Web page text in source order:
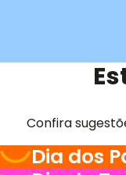
Confira
Dia dos